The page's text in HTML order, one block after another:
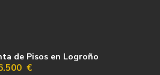
de Pisos en Logroño
€